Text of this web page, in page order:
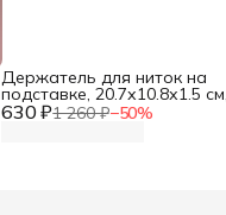
630 ₽1 260 ₽−50%
Держатель для ниток на
подставке, 20.7х10.8х1.5
см, Арт Узор